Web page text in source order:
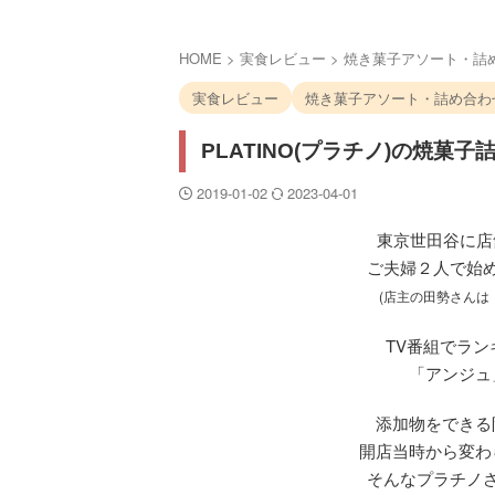
HOME > 実食レビュー > 焼き菓子アソート・詰
実食レビュー
焼き菓子アソート・詰め合
PLATINO(プラチノ)の焼菓子
2019-01-02 2023-04-01
東京世田谷に
ご夫婦２人で始
(店主の田勢さん
TV番組でラ
「アンジ
添加物をでき
開店当時から変
そんなプラチノ